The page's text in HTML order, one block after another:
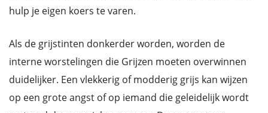
hulp je eigen koers te varen.
Als de grijstinten donkerder worden, worden de
interne worstelingen die Grijzen moeten overwinnen
duidelijker. Een vlekkerig of modderig grijs kan wijzen
op een grote angst of op iemand die geleidelijk wordt